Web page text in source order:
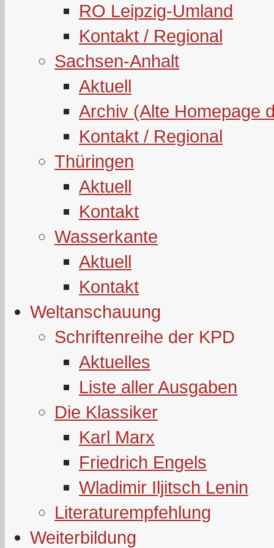
RO Leipzig-Umland
Kontakt / Regional
Sachsen-Anhalt
Aktuell
Archiv (Alte Homepage
Kontakt / Regional
Thüringen
Aktuell
Kontakt
Wasserkante
Aktuell
Kontakt
Weltanschauung
Schriftenreihe der KPD
Aktuelles
Liste aller Ausgaben
Die Klassiker
Karl Marx
Friedrich Engels
Wladimir Iljitsch Lenin
Literaturempfehlung
Weiterbildung